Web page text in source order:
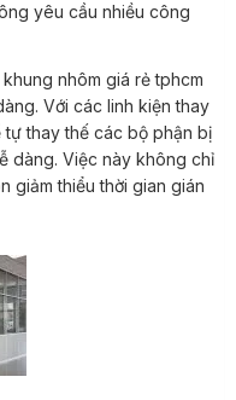
yêu cầu nhiều công
Với các linh kiện thay
thay thế các bộ phận bị
dàng. Việc này không chỉ
giảm thiểu thời gian gián